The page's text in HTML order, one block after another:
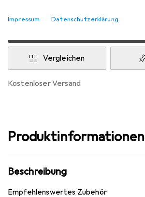
Impressum Datenschutzerklärung
Vergleichen
kostenloser Versand
Produktinformationen
Beschreibung
Empfehlenswertes Zubehör